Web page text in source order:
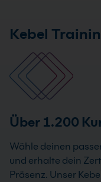
Kebel
Über 1.200
Wähle deinen
und erhalte dein
Präsenz. Unser